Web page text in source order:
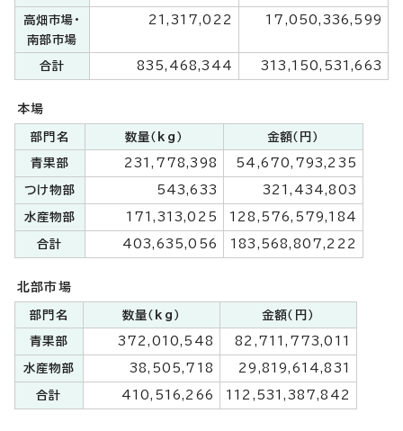
高畑市場・
南部市場
21,317,022 17,050,336,599
合計 835,468,344 313,150,531,663
本場
部門名 数量（kg） 金額（円）
青果部 231,778,398 54,670,793,235
つけ物部 543,633 321,434,803
水産物部 171,313,025 128,576,579,184
合計 403,635,056 183,568,807,222
北部市場
部門名 数量（kg） 金額（円）
青果部 372,010,548 82,711,773,011
水産物部 38,505,718 29,819,614,831
合計 410,516,266 112,531,387,842